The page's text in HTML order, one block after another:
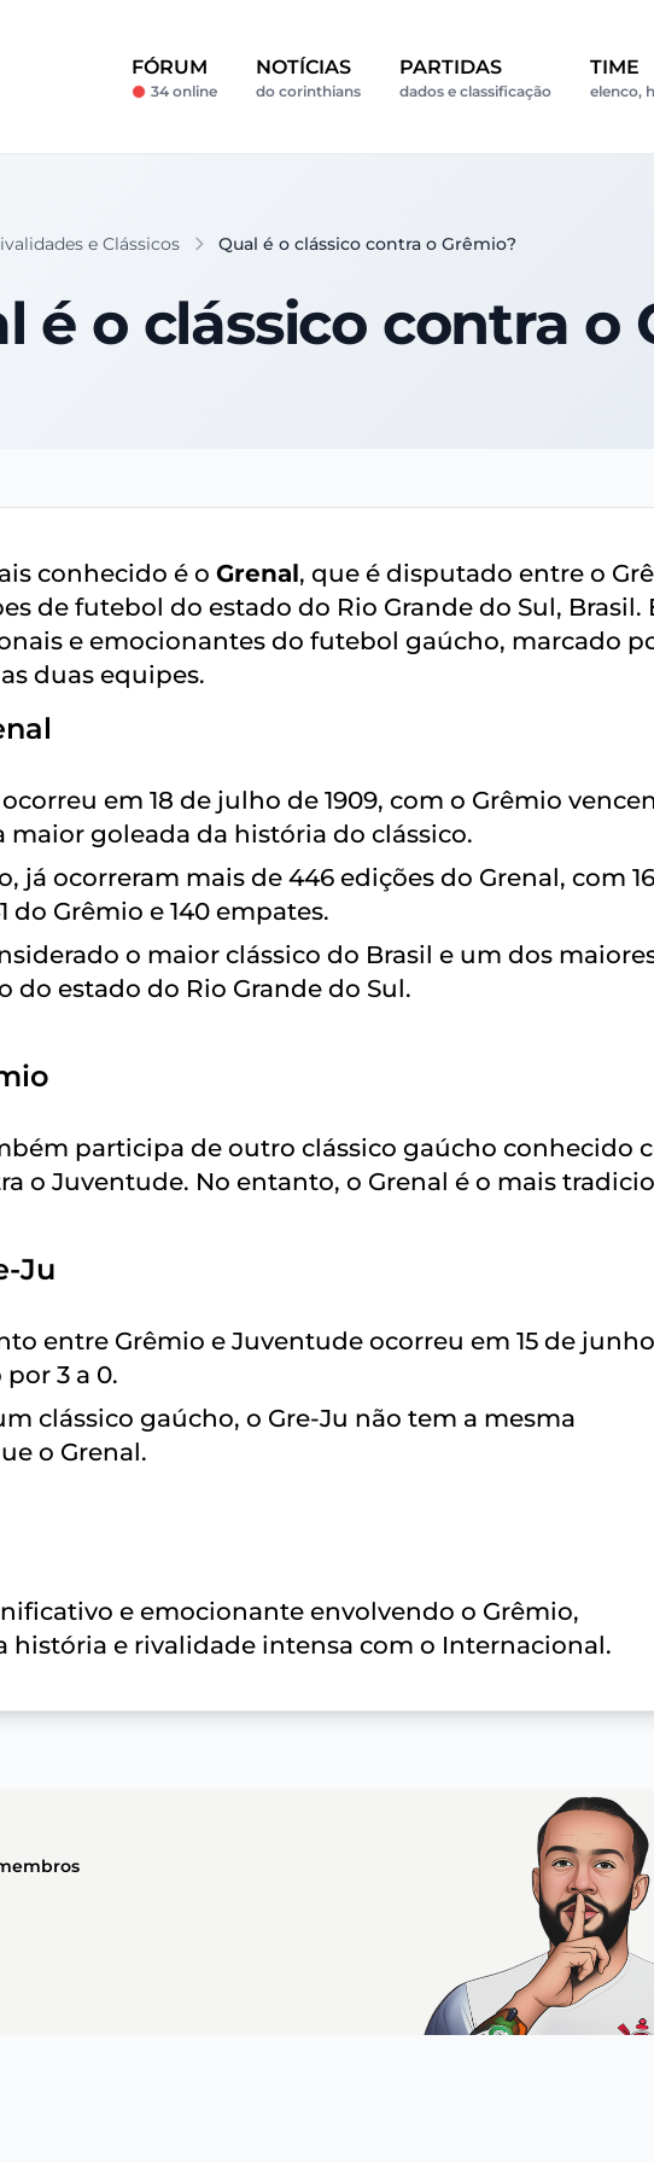
FÓRUM
34 online
NOTÍCIAS
do corinthians
PARTIDAS
dados e classificação
TIME
elenco,
e Clássicos Qual é o clássico contra o Grêmio?
é o clássico contra o
conhecido é o Grenal, que é disputado entre o
de futebol do estado do Rio Grande do Sul, Brasil.
e emocionantes do futebol gaúcho, marcado
duas equipes.
em 18 de julho de 1909, com o Grêmio
maior goleada da história do clássico.
já ocorreram mais de 446 edições do Grenal, com
do Grêmio e 140 empates.
o maior clássico do Brasil e um dos
estado do Rio Grande do Sul.
participa de outro clássico gaúcho conhecido
o Juventude. No entanto, o Grenal é o mais
Ju
entre Grêmio e Juventude ocorreu em 15 de
3 a 0.
clássico gaúcho, o Gre-Ju não tem a mesma
o Grenal.
e emocionante envolvendo o Grêmio,
história e rivalidade intensa com o Internacional.